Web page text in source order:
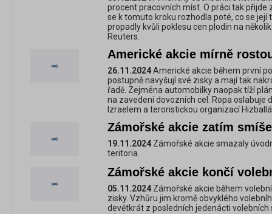
procent pracovních míst. O práci tak
se k tomuto kroku rozhodla poté, co se
propadly kvůli poklesu cen plodin na
Reuters.
Americké akcie mírně
26.11.2024Americké akcie během první
postupně navyšují své zisky a mají tak
řadě. Zejména automobilky naopak tíží
na zavedení dovozních cel. Ropa oslabuje
Izraelem a teroristickou organizací
Zámořské akcie zatím
19.11.2024 Zámořské akcie smazaly
teritoria.
Zámořské akcie končí
05.11.2024 Zámořské akcie během
zisky. Vzhůru jim kromě obvyklého
devětkrát z posledních jedenácti